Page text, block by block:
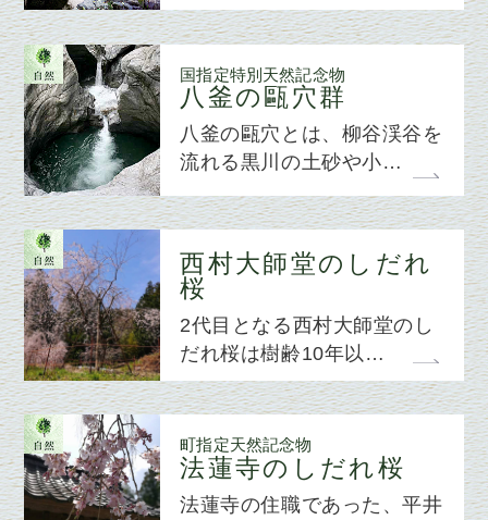
国指定特別天然記念物
八釜の甌穴群
八釜の甌穴とは、柳谷渓谷を
流れる黒川の土砂や小…
西村大師堂のしだれ
桜
2代目となる西村大師堂のし
だれ桜は樹齢10年以…
町指定天然記念物
法蓮寺のしだれ桜
法蓮寺の住職であった、平井